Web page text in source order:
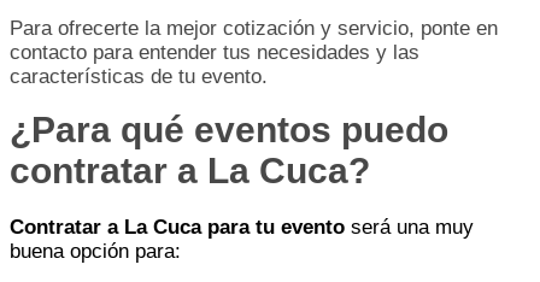
Para ofrecerte la mejor cotización y servicio, ponte en
contacto para entender tus necesidades y las
características de tu evento.
¿Para qué eventos puedo
contratar a La Cuca?
Contratar a La Cuca para tu evento será una muy
buena opción para: